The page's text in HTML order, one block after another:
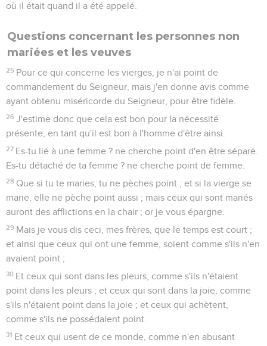
où il était quand il a été appelé.
Questions concernant les personnes non
mariées et les veuves
25 Pour ce qui concerne les vierges, je n'ai point de
commandement du Seigneur, mais j'en donne avis comme
ayant obtenu miséricorde du Seigneur, pour être fidèle.
26 J'estime donc que cela est bon pour la nécessité
présente, en tant qu'il est bon à l'homme d'être ainsi.
27 Es-tu lié à une femme ? ne cherche point d'en être séparé.
Es-tu détaché de ta femme ? ne cherche point de femme.
28 Que si tu te maries, tu ne pèches point ; et si la vierge se
marie, elle ne pèche point aussi ; mais ceux qui sont mariés
auront des afflictions en la chair ; or je vous épargne.
29 Mais je vous dis ceci, mes frères, que le temps est court ;
et ainsi que ceux qui ont une femme, soient comme s'ils n'en
avaient point ;
30 Et ceux qui sont dans les pleurs, comme s'ils n'étaient
point dans les pleurs ; et ceux qui sont dans la joie, comme
s'ils n'étaient point dans la joie ; et ceux qui achètent,
comme s'ils ne possédaient point.
31 Et ceux qui usent de ce monde, comme n'en abusant